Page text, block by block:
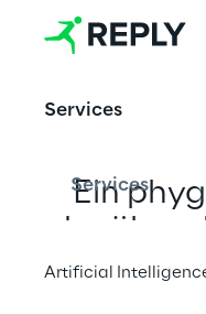
Services
Services
Artificial
Retail
Products
Ein
der über